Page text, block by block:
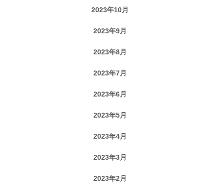
2023年10月
2023年9月
2023年8月
2023年7月
2023年6月
2023年5月
2023年4月
2023年3月
2023年2月